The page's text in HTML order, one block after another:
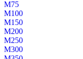
М75
М100
М150
М200
М250
М300